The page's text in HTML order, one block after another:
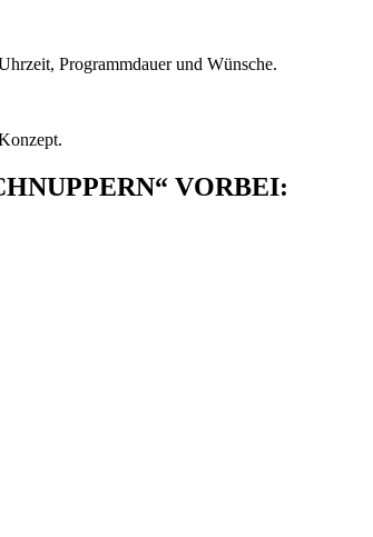
Programmdauer und Wünsche.
VORBEI: